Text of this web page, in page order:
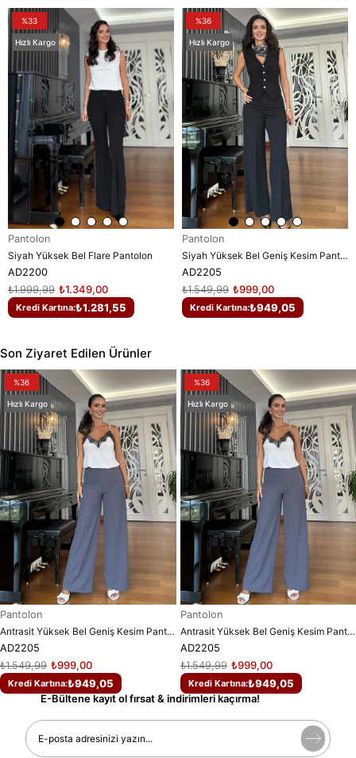
Pantolon
Siyah Yüksek Bel Flare Pantolon
AD2200
₺1.349,00
₺1.999,99
Kredi Kartına:₺1.281,55
%33
Hızlı Kargo
Pantolon
Siyah Yüksek Bel Geniş Kesim Pantolon
AD2205
₺999,00
₺1.549,99
Kredi Kartına:₺949,05
%36
Hızlı Kargo
Son Ziyaret Edilen Ürünler
Pantolon
Antrasit Yüksek Bel Geniş Kesim Pantolon
AD2205
₺999,00
₺1.549,99
Kredi Kartına:₺949,05
%36
Hızlı Kargo
Pantolon
Antrasit Yüksek Bel Geniş Kesim Pantolon
AD2205
₺999,00
₺1.549,99
Kredi Kartına:₺949,05
%36
Hızlı Kargo
E-Bültene kayıt ol fırsat & indirimleri kaçırma!